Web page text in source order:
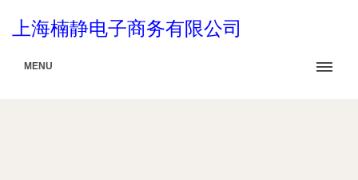
上海楠静电子商务有限公司
MENU